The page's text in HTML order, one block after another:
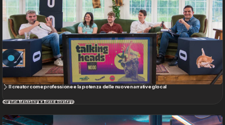
Il creator come professione e la potenza delle nuove narrative glocal
Digital Marketing e Brand Strategy